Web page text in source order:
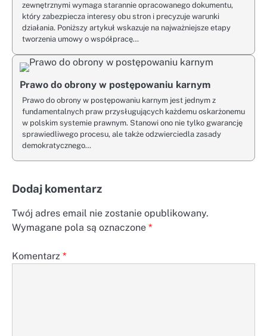
zewnętrznymi wymaga starannie opracowanego dokumentu,
który zabezpiecza interesy obu stron i precyzuje warunki
działania. Poniższy artykuł wskazuje na najważniejsze etapy
tworzenia umowy o współpracę…
Prawo do obrony w postępowaniu karnym
Prawo do obrony w postępowaniu karnym jest jednym z
fundamentalnych praw przysługujących każdemu oskarżonemu
w polskim systemie prawnym. Stanowi ono nie tylko gwarancję
sprawiedliwego procesu, ale także odzwierciedla zasady
demokratycznego…
Dodaj komentarz
Twój adres email nie zostanie opublikowany.
Wymagane pola są oznaczone *
Komentarz *